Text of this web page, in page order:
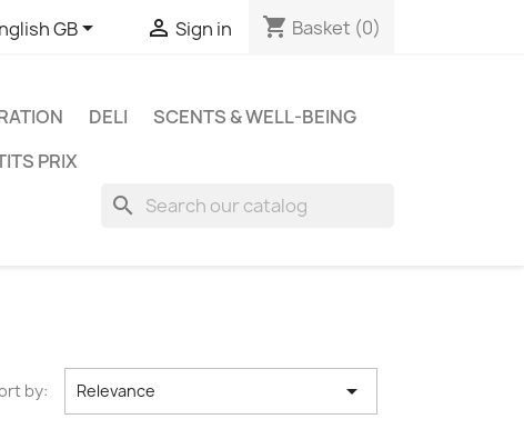
GB  Sign in shopping_cart Basket (0)
DELI
SCENTS & WELL-BEING
PRIX
search
by: Relevance 